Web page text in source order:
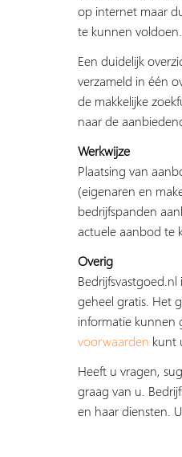
op internet maar
te kunnen voldoen.
Een duidelijk
verzameld in één
de makkelijke
naar de
Werkwijze
Plaatsing van
(eigenaren en
bedrijfspanden
actuele aanbod te
Overig
geheel gratis. Het
informatie
voorwaarden kunt
Heeft u vragen,
graag van u.
en haar diensten.